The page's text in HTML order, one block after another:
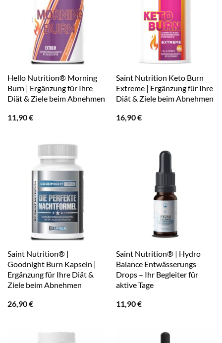
Hello Nutrition® Morning
Burn | Ergänzung für Ihre
Diät & Ziele beim Abnehmen
11,90€
Saint Nutrition Keto Burn
Extreme | Ergänzung für Ihre
Diät & Ziele beim Abnehmen
16,90€
Saint Nutrition® |
Goodnight Burn Kapseln |
Ergänzung für Ihre Diät &
Ziele beim Abnehmen
26,90€
Saint Nutrition® | Hydro
Balance Entwässerungs
Drops – Ihr Begleiter für
aktive Tage
11,90€